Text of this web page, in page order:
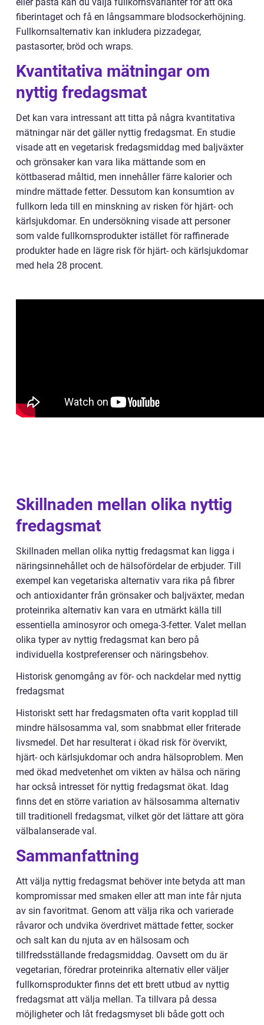
eller pasta kan du välja fullkornsvarianter för att öka
fiberintaget och få en långsammare blodsockerhöjning.
Fullkornsalternativ kan inkludera pizzadegar,
pastasorter, bröd och wraps.
Kvantitativa mätningar om
nyttig fredagsmat
Det kan vara intressant att titta på några kvantitativa
mätningar när det gäller nyttig fredagsmat. En studie
visade att en vegetarisk fredagsmiddag med baljväxter
och grönsaker kan vara lika mättande som en
köttbaserad måltid, men innehåller färre kalorier och
mindre mättade fetter. Dessutom kan konsumtion av
fullkorn leda till en minskning av risken för hjärt- och
kärlsjukdomar. En undersökning visade att personer
som valde fullkornsprodukter istället för raffinerade
produkter hade en lägre risk för hjärt- och kärlsjukdomar
med hela 28 procent.
Skillnaden mellan olika nyttig
fredagsmat
Skillnaden mellan olika nyttig fredagsmat kan ligga i
näringsinnehållet och de hälsofördelar de erbjuder. Till
exempel kan vegetariska alternativ vara rika på fibrer
och antioxidanter från grönsaker och baljväxter, medan
proteinrika alternativ kan vara en utmärkt källa till
essentiella aminosyror och omega-3-fetter. Valet mellan
olika typer av nyttig fredagsmat kan bero på
individuella kostpreferenser och näringsbehov.
Historisk genomgång av för- och nackdelar med nyttig
fredagsmat
Historiskt sett har fredagsmaten ofta varit kopplad till
mindre hälsosamma val, som snabbmat eller friterade
livsmedel. Det har resulterat i ökad risk för övervikt,
hjärt- och kärlsjukdomar och andra hälsoproblem. Men
med ökad medvetenhet om vikten av hälsa och näring
har också intresset för nyttig fredagsmat ökat. Idag
finns det en större variation av hälsosamma alternativ
till traditionell fredagsmat, vilket gör det lättare att göra
välbalanserade val.
Sammanfattning
Att välja nyttig fredagsmat behöver inte betyda att man
kompromissar med smaken eller att man inte får njuta
av sin favoritmat. Genom att välja rika och varierade
råvaror och undvika överdrivet mättade fetter, socker
och salt kan du njuta av en hälsosam och
tillfredsställande fredagsmiddag. Oavsett om du är
vegetarian, föredrar proteinrika alternativ eller väljer
fullkornsprodukter finns det ett brett utbud av nyttig
fredagsmat att välja mellan. Ta tillvara på dessa
möjligheter och låt fredagsmyset bli både gott och